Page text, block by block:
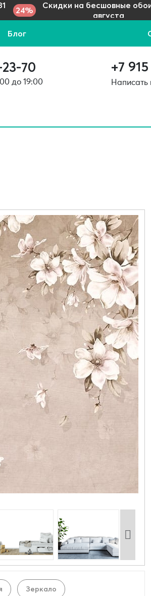
24%
Скидки на бесшовные
августа
Блог
70
до 19:00
+7
Написать
Зеркало